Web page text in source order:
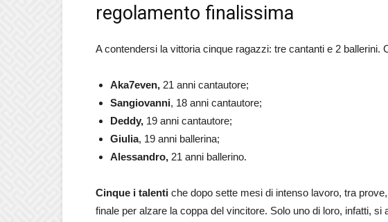
regolamento finalissima
A contendersi la vittoria cinque ragazzi: tre cantanti e 2 ballerini.
Aka7even, 21 anni cantautore;
Sangiovanni, 18 anni cantautore;
Deddy, 19 anni cantautore;
Giulia, 19 anni ballerina;
Alessandro, 21 anni ballerino.
Cinque i talenti che dopo sette mesi di intenso lavoro, tra
finale per alzare la coppa del vincitore. Solo uno di loro, infatti,